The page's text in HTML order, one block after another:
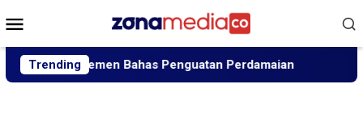
ke
Mobile
Trending
Elemen Bahas Penguatan Perdamaian